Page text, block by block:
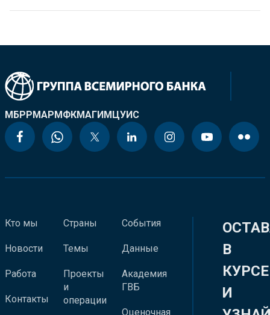
МБРРМАРМФКМАГИМЦУИС
Кто мы
Новости
Работа
Контакты
Страны
Темы
Проекты
и
операции
События
Данные
Академия
ГВБ
Оценочная
В
КУРСЕ
И